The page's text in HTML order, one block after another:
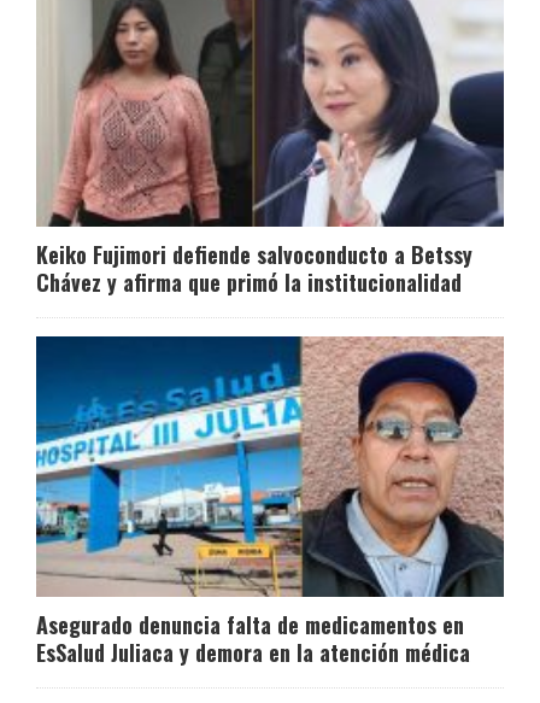
Keiko Fujimori defiende salvoconducto a Betssy
Chávez y afirma que primó la institucionalidad
Asegurado denuncia falta de medicamentos en
EsSalud Juliaca y demora en la atención médica